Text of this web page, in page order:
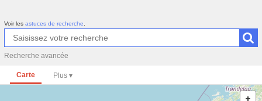
Voir les astuces de recherche
Recherche avancée
Carte